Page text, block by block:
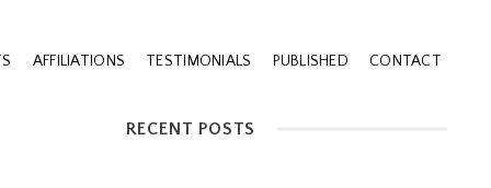
AFFILIATIONS TESTIMONIALS PUBLISHED CONTACT
RECENT POSTS